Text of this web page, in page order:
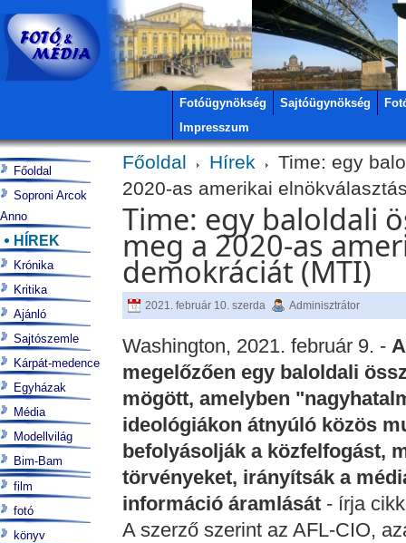
Fotóügynökség Sajtóügynökség
Impresszum
Főoldal Hírek
Time: egy
2020-as amerikai
Time: egy baloldali
meg a 2020-as
demokráciát (MTI)
2021. február 10. szerda Adminisztrátor
Washington, 2021. február 9. -
megelőzően egy baloldali
mögött, amelyben
ideológiákon átnyúló közös
befolyásolják a közfelfogást,
törvényeket, irányítsák a
információ áramlását- írja
A szerző szerint az AFL-CIO,
Főoldal
Soproni Arcok
Anno
HÍREK
Krónika
Kritika
Ajánló
Sajtószemle
Kárpát-medence
Egyházak
Média
Modellvilág
Bim-Bam
film
fotó
könyv